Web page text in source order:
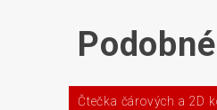
Čtečka čárových a 2D